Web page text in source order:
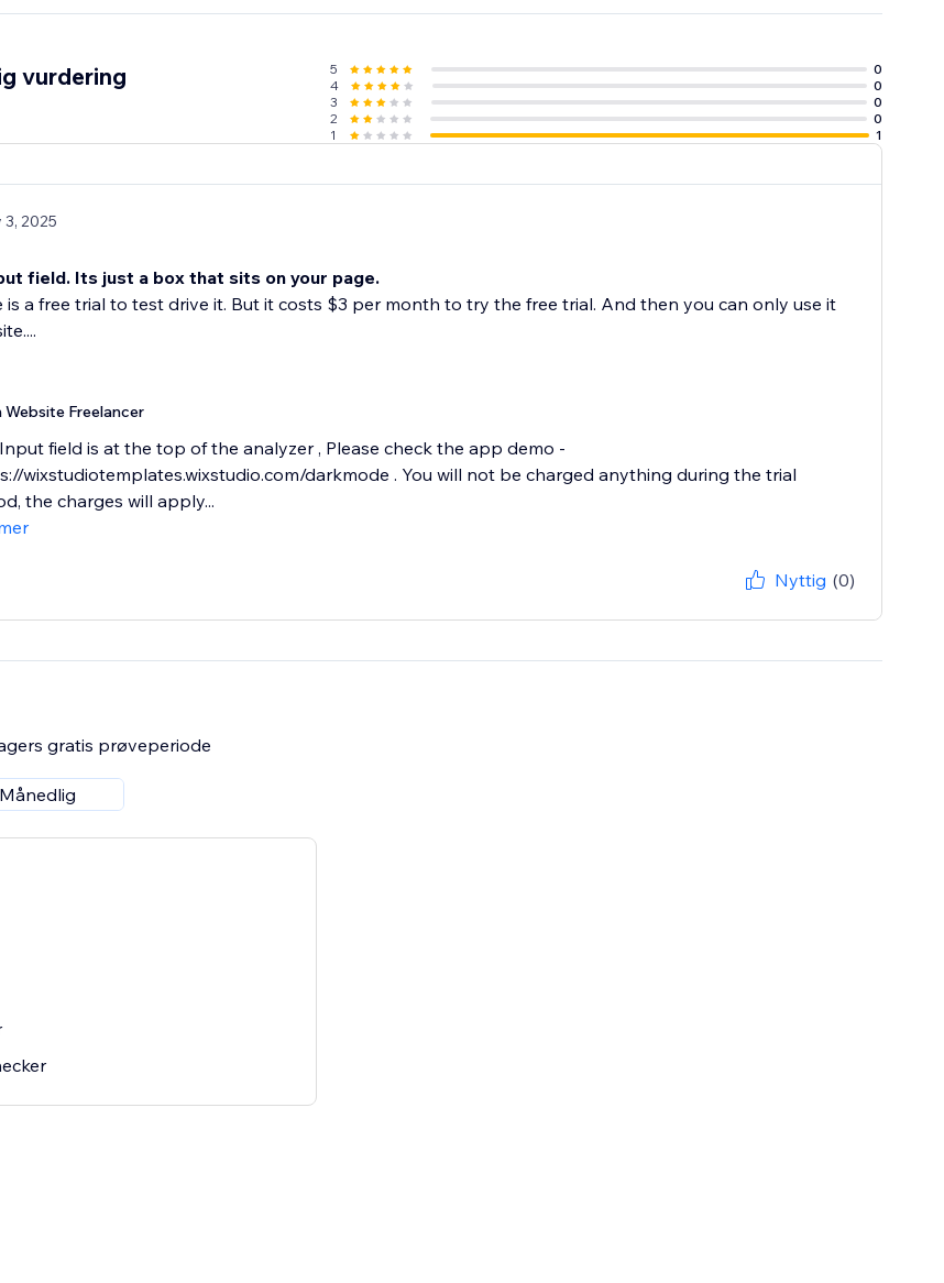
vurdering 5
0
4
0
3
0
2
0
1
1
2025
field. Its just a box that sits on your page.
is a free trial to test drive it. But it costs $3 per month to try the free trial. And then you can only use it
Website Freelancer
field is at the top of the analyzer , Please check the app demo -
wixstudiotemplates.wixstudio.com/darkmode . You will not be charged anything during the trial
the charges will apply...
Nyttig (0)
gratis prøveperiode
Månedlig